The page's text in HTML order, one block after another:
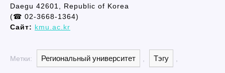
Daegu 42601, Republic of Korea
(☎ 02-3668-1364)
Сайт: kmu.ac.kr
Метки: Региональный университет Тэгу